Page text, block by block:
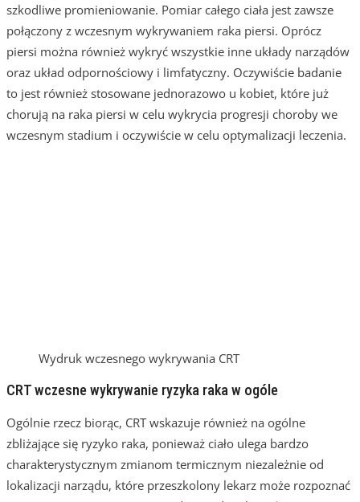
szkodliwe promieniowanie. Pomiar całego ciała jest zawsze
połączony z wczesnym wykrywaniem raka piersi. Oprócz
piersi można również wykryć wszystkie inne układy narządów
oraz układ odpornościowy i limfatyczny. Oczywiście badanie
to jest również stosowane jednorazowo u kobiet, które już
chorują na raka piersi w celu wykrycia progresji choroby we
wczesnym stadium i oczywiście w celu optymalizacji leczenia.
Wydruk wczesnego wykrywania CRT
CRT wczesne wykrywanie ryzyka raka w ogóle
Ogólnie rzecz biorąc, CRT wskazuje również na ogólne
zbliżające się ryzyko raka, ponieważ ciało ulega bardzo
charakterystycznym zmianom termicznym niezależnie od
lokalizacji narządu, które przeszkolony lekarz może rozpoznać